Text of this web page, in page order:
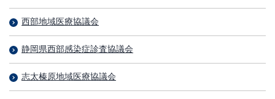
西部地域医療協議会
静岡県西部感染症診査協議会
志太榛原地域医療協議会